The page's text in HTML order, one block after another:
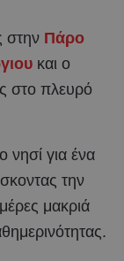
στην Πάρο
και ο
στο πλευρό
νησί για ένα
την
μακριά